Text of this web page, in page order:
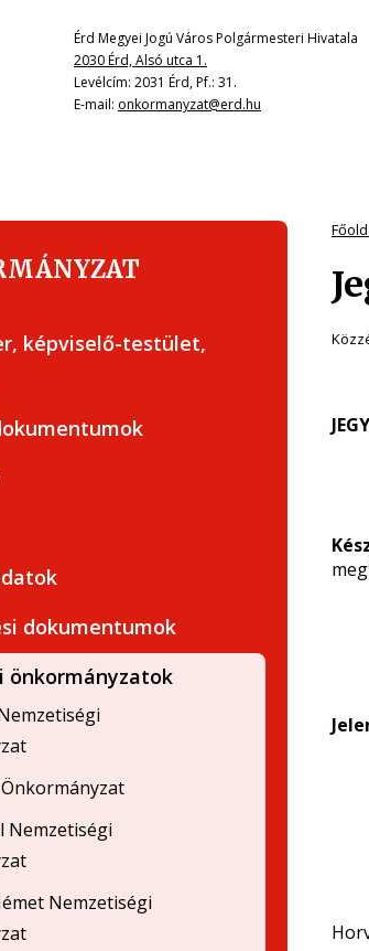
Érd Megyei Jogú Város Polgármesteri Hivatala
2030 Érd, Alsó utca 1.
Levélcím: 2031 Érd, Pf.: 31.
E-mail: onkormanyzat@erd.hu
képviselő-testület,
dokumentumok
önkormányzatok
Nemzetiségi
Nemzetiségi